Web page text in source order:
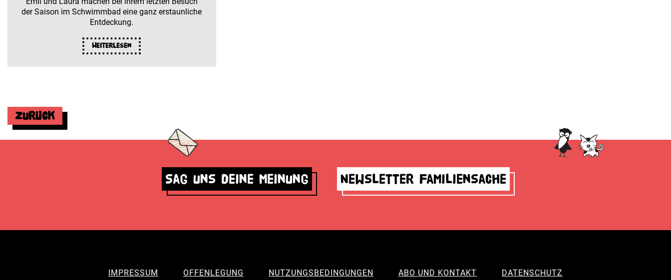
der Saison im Schwimmbad eine ganz erstaunliche
Entdeckung.
Weiterlesen
Zurück
Sag uns deine Meinung Newsletter Familiensache
IMPRESSUM OFFENLEGUNG NUTZUNGSBEDINGUNGEN ABO UND KONTAKT DATENSCHUTZ